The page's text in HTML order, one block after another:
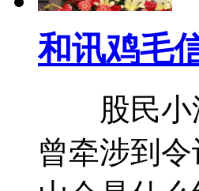
和讯鸡毛
股民小汤
曾牵涉到